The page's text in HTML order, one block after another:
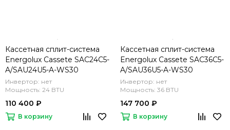
Кассетная сплит-система
Energolux Cassete SAC24C5-
A/SAU24U5-A-WS30
Инвертор: нет
Мощность: 24 BTU
110 400 ₽
В корзину
Кассетная сплит-система
Energolux Cassete SAC36C5-
A/SAU36U5-A-WS30
Инвертор: нет
Мощность: 36 BTU
147 700 ₽
В корзину